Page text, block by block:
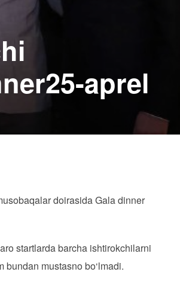
aprel
doirasida Gala dinner
startlarda barcha ishtirokchilarni
mustasno bo‘lmadi.